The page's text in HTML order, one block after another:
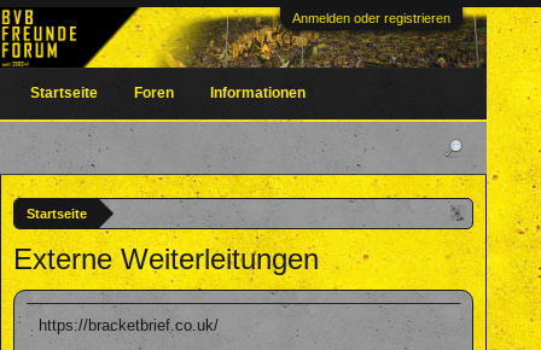
Anmelden oder registrieren
Startseite
Externe Weiterleitungen
https://bracketbrief.co.uk/
Startseite Foren Informationen